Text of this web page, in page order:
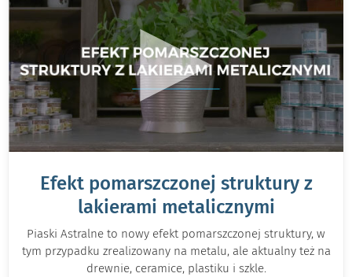
▶
Efekt pomarszczonej struktury z
lakierami metalicznymi
Piaski Astralne to nowy efekt pomarszczonej struktury, w
tym przypadku zrealizowany na metalu, ale aktualny też na
drewnie, ceramice, plastiku i szkle.